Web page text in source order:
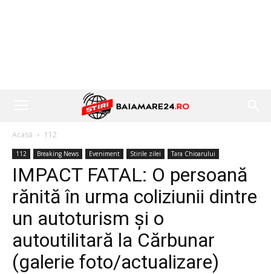
Acasă 112
112 Breaking News Eveniment Stirile zilei Tara Chioarului
IMPACT FATAL: O persoană
rănită în urma coliziunii dintre
un autoturism și o
autoutilitară la Cărbunar
(galerie foto/actualizare)